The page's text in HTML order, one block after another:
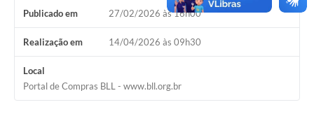
Publicado em 27/02/2026 às 16h00
Realização em 14/04/2026 às 09h30
Local
Portal de Compras BLL - www.bll.org.br